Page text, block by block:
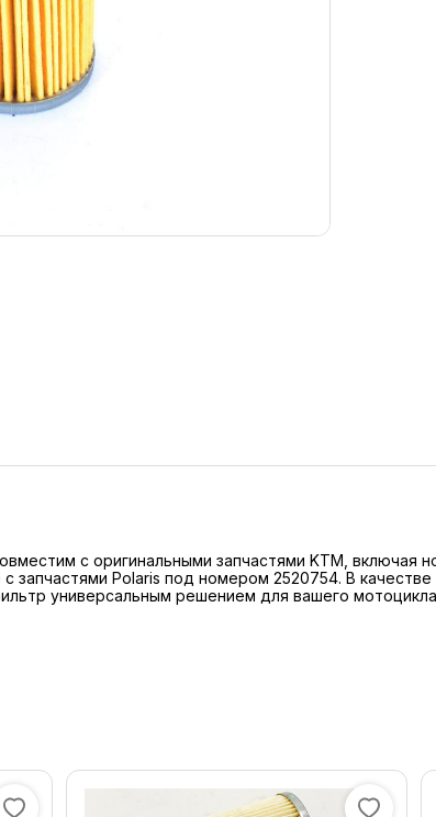
с оригинальными запчастями KTM,
запчастями Polaris под номером 2520754. В
универсальным решением для вашего